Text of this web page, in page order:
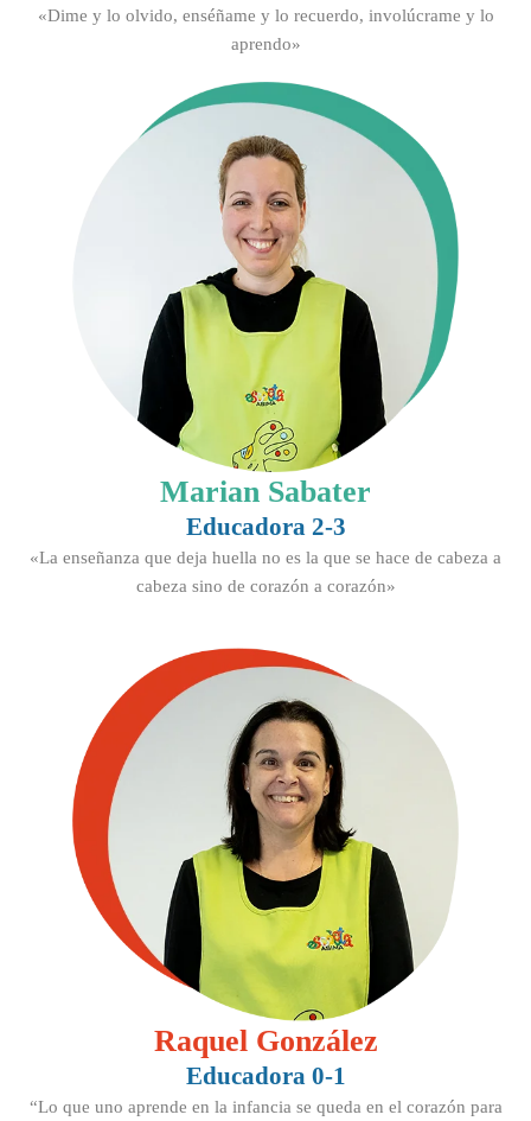
«Dime y lo olvido, enséñame y lo recuerdo, involúcrame y lo
aprendo»
Marian Sabater
Educadora 2-3
«La enseñanza que deja huella no es la que se hace de cabeza a
cabeza sino de corazón a corazón»
Raquel González
Educadora 0-1
“Lo que uno aprende en la infancia se queda en el corazón para